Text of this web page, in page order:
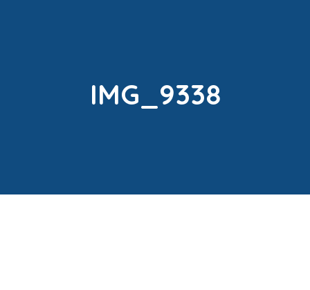
IMG_9338